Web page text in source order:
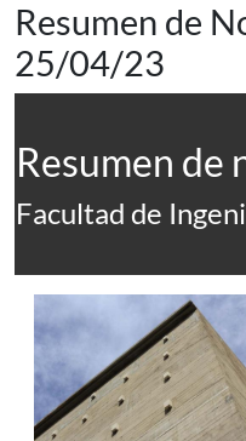
Resumen de
25/04/23
Resumen de
Facultad de